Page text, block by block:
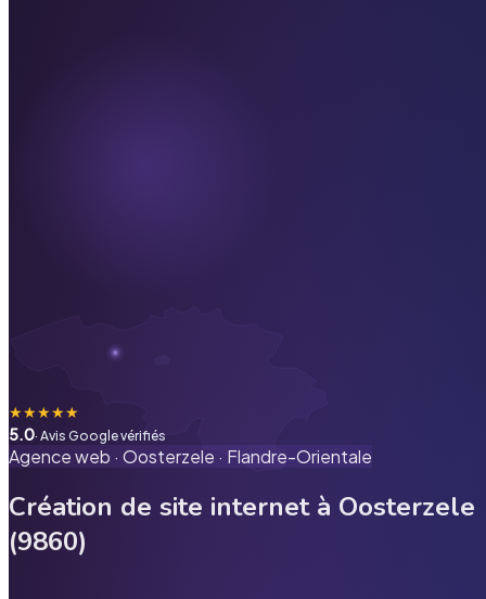
★★★★★
5.0· Avis Google vérifiés
Agence web · Oosterzele · Flandre-Orientale
Création de site internet à Oosterzele
(9860)